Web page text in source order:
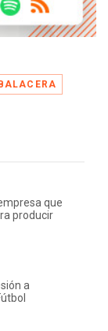
BALACERA
que
producir
a